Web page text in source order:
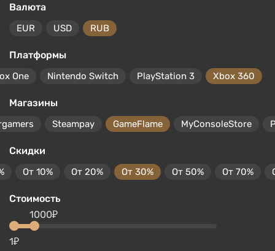
Валюта
EUR USD RUB
Платформы
One Nintendo Switch PlayStation 3 Xbox 360
Магазины
Steampay GameFlame MyConsoleStore
Скидки
От 10% От 20% От 30% От 50% От 70%
Стоимость
1₽
1000₽